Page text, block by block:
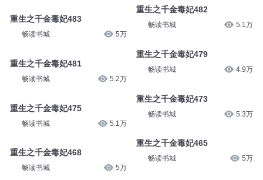
重生之千金毒妃483
畅读书城 5万
重生之千金毒妃481
畅读书城 5.2万
重生之千金毒妃475
畅读书城 5.1万
重生之千金毒妃468
畅读书城 5万
重生之千金毒妃482
畅读书城 5.1万
重生之千金毒妃479
畅读书城 4.9万
重生之千金毒妃473
畅读书城 5.3万
重生之千金毒妃465
畅读书城 5万